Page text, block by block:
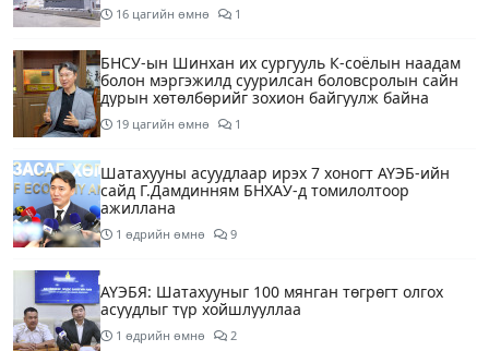
16 цагийн өмнө 1
БНСУ-ын Шинхан их сургууль К-соёлын наадам
болон мэргэжилд суурилсан боловсролын сайн
дурын хөтөлбөрийг зохион байгуулж байна
19 цагийн өмнө 1
Шатахууны асуудлаар ирэх 7 хоногт АҮЭБ-ийн
сайд Г.Дамдинням БНХАУ-д томилолтоор
ажиллана
1 өдрийн өмнө 9
АҮЭБЯ: Шатахууныг 100 мянган төгрөгт олгох
асуудлыг түр хойшлууллаа
1 өдрийн өмнө 2